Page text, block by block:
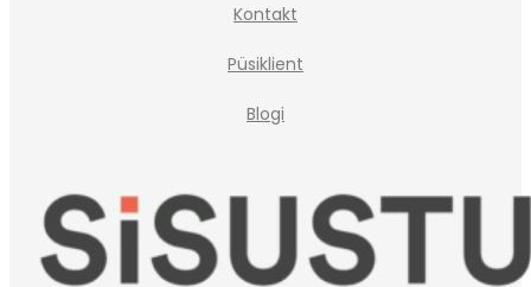
Kontakt
Püsiklient
Blogi